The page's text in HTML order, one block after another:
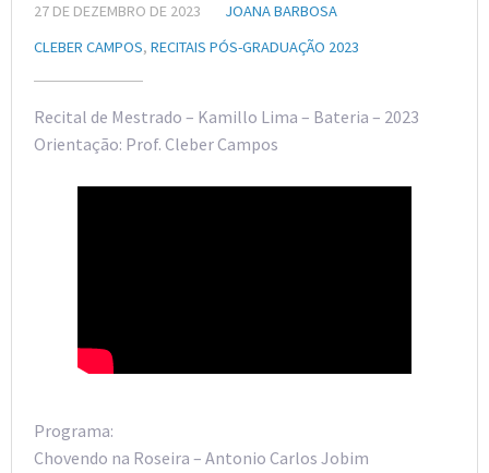
27 DE DEZEMBRO DE 2023
JOANA BARBOSA
CLEBER CAMPOS, RECITAIS PÓS-GRADUAÇÃO 2023
Recital de Mestrado – Kamillo Lima – Bateria – 2023
Orientação: Prof. Cleber Campos
Programa:
Chovendo na Roseira – Antonio Carlos Jobim